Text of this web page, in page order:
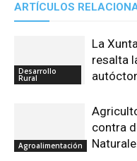
ARTÍCULOS
Desarrollo
Rural
La
resalta
Agroalimentación
contra